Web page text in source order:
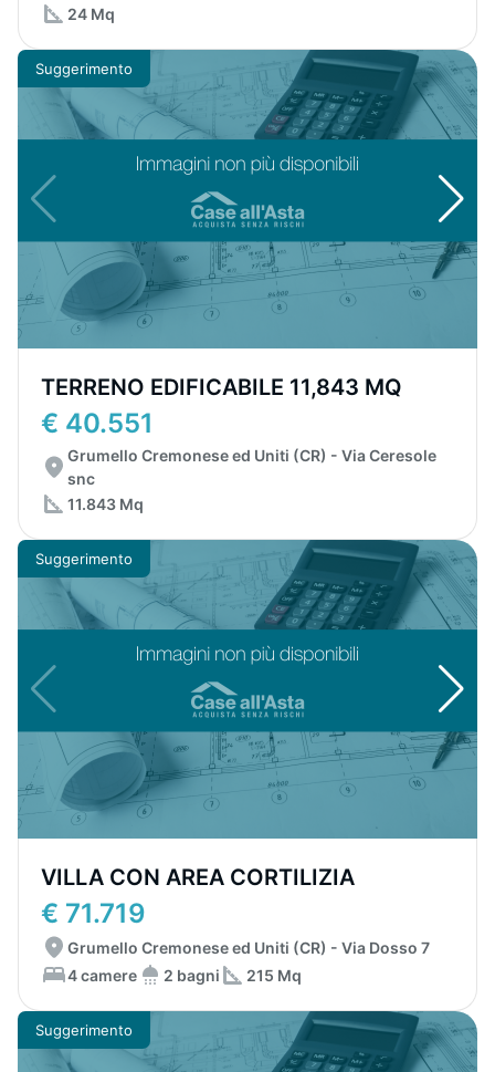
24 Mq
Suggerimento
TERRENO EDIFICABILE 11,843 MQ
€ 40.551
Grumello Cremonese ed Uniti (CR) - Via Ceresole
snc
11.843 Mq
Suggerimento
VILLA CON AREA CORTILIZIA
€ 71.719
Grumello Cremonese ed Uniti (CR) - Via Dosso 7
4 camere
2 bagni 215 Mq
Suggerimento